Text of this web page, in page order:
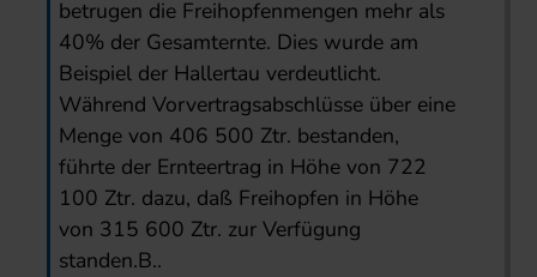
betrugen die Freihopfenmengen mehr als
40% der Gesamternte. Dies wurde am
Beispiel der Hallertau verdeutlicht.
Während Vorvertragsabschlüsse über eine
Menge von 406 500 Ztr. bestanden,
führte der Ernteertrag in Höhe von 722
100 Ztr. dazu, daß Freihopfen in Höhe
von 315 600 Ztr. zur Verfügung
standen.B..